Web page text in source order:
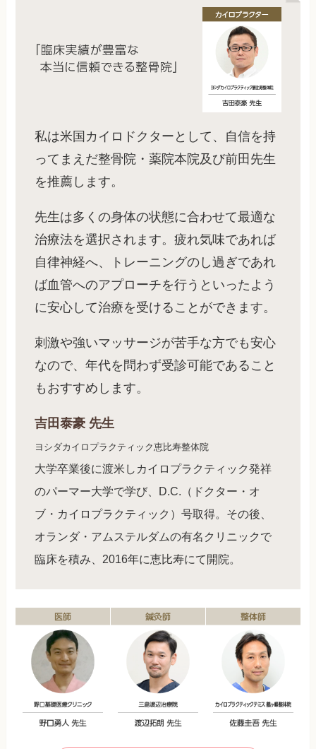
私は米国カイロドクターとして、自信を持
ってまえだ整骨院・薬院本院及び前田先生
を推薦します。
先生は多くの身体の状態に合わせて最適な
治療法を選択されます。疲れ気味であれば
自律神経へ、トレーニングのし過ぎであれ
ば血管へのアプローチを行うといったよう
に安心して治療を受けることができます。
刺激や強いマッサージが苦手な方でも安心
なので、年代を問わず受診可能であること
もおすすめします。
吉田泰豪 先生
ヨシダカイロプラクティック恵比寿整体院
大学卒業後に渡米しカイロプラクティック発祥
のパーマー大学で学び、D.C.（ドクター・オ
ブ・カイロプラクティック）号取得。その後、
オランダ・アムステルダムの有名クリニックで
臨床を積み、2016年に恵比寿にて開院。